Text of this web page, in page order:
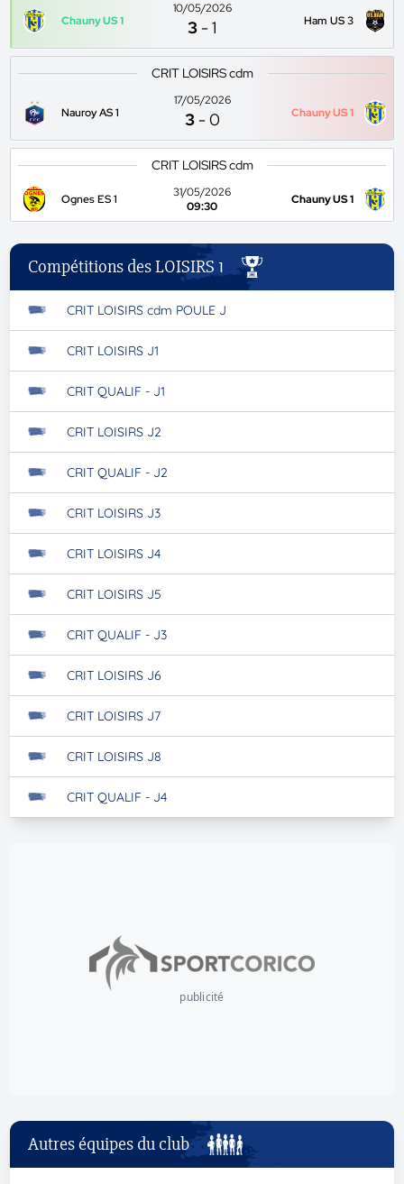
Chauny US 1
10/05/2026
3 -1 Ham US 3
CRIT LOISIRS cdm
Nauroy AS 1
17/05/2026
3 -0 Chauny US 1
CRIT LOISIRS cdm
Ognes ES 1
31/05/2026
09:30
Chauny US 1
Compétitions des LOISIRS 1
CRIT LOISIRS cdm POULE J
CRIT LOISIRS J1
CRIT QUALIF - J1
CRIT LOISIRS J2
CRIT QUALIF - J2
CRIT LOISIRS J3
CRIT LOISIRS J4
CRIT LOISIRS J5
CRIT QUALIF - J3
CRIT LOISIRS J6
CRIT LOISIRS J7
CRIT LOISIRS J8
CRIT QUALIF - J4
publicité
Autres équipes du club